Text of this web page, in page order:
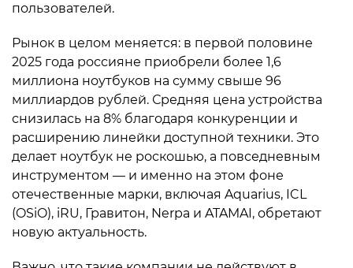
пользователей.
Рынок в целом меняется: в первой половине
2025 года россияне приобрели более 1,6
миллиона ноутбуков на сумму свыше 96
миллиардов рублей. Средняя цена устройства
снизилась на 8% благодаря конкуренции и
расширению линейки доступной техники. Это
делает ноутбук не роскошью, а повседневным
инструментом — и именно на этом фоне
отечественные марки, включая Aquarius, ICL
(OSiO), iRU, Гравитон, Nerpa и ATAMAI, обретают
новую актуальность.